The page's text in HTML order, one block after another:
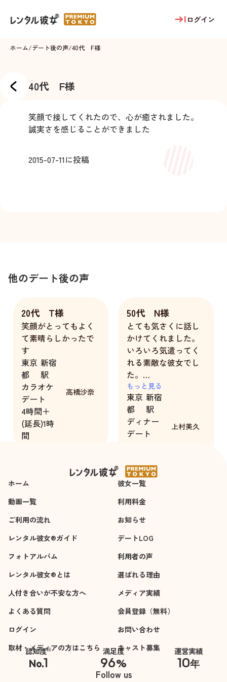
ログイン
ホーム/デート後の声/40代 F様
40代 F様
笑顔で接してくれたので、心が癒されました。
誠実さを感じることができました
2015-07-11に投稿
他のデート後の声
20代 T様
笑顔がとってもよく
て素晴らしかったで
す
東京
都
新宿
駅
カラオケ
デート
4時間＋
(延長)1時
間
高橋沙奈
50代 N様
とても気さくに話し
かけてくれました。
いろいろ気遣ってく
れる素敵な彼女でし
た。
また、会いたくなり
ました。
もっと見る
東京
都
新宿
駅
ディナー
デート
上村美久
ホーム
彼女一覧
動画一覧
利用料金
ご利用の流れ
お知らせ
レンタル彼女®ガイド
デートLOG
フォトアルバム
利用者の声
レンタル彼女®とは
選ばれる理由
人付き合いが不安な方へ
メディア実績
よくある質問
会員登録（無料）
ログイン
お問い合わせ
取材・メディアの方はこちら
キャスト募集
認知度※
No.1
※自社調べ
満足度
96%
運営実績
10年
Follow us